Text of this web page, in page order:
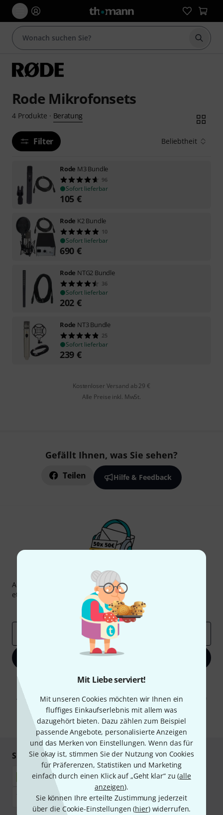
Mit Liebe serviert!
Mit unseren Cookies möchten wir Ihnen ein
fluffiges Einkaufserlebnis mit allem was
dazugehört bieten. Dazu zählen zum Beispiel
passende Angebote, personalisierte Anzeigen
und das Merken von Einstellungen. Wenn das für
Sie okay ist, stimmen Sie der Nutzung von Cookies
für Präferenzen, Statistiken und Marketing
einfach durch einen Klick auf „Geht klar“ zu (alle
anzeigen).
Sie können Ihre erteilte Zustimmung jederzeit
über die Cookie-Einstellungen (hier) widerrufen.
Suche
Rode Mikrofonsets
4 Produkte · Beratung
Filter Beliebtheit
Rode M3 Bundle
96
Sofort lieferbar
105 €
Rode K2 Bundle
10
Sofort lieferbar
690 €
Rode NTG2 Bundle
36
Sofort lieferbar
202 €
Rode NT3 Bundle
25
Sofort lieferbar
239 €
Kostenloser Versand ab 29 €
Alle Preise inkl. MwSt.
Gefällt Ihnen, was Sie sehen?
Teilen Hilfe & Feedback
Thomann Newsletter
Abonniere den Thomann Newsletter und gewinne mit
etwas Glück einen von50 Gutscheinen
Inspirierende Beiträge
Deals Thomann Insights
Jetzt anmelden
Mit Klick auf „Jetzt anmelden“ stimmen Sie dem Erhalt von E-Mail-
Werbung und einer Messung des E-Mail-Nutzungsverhaltens zu. Die
Abmeldung ist jederzeit möglich. Weitere Informationen finden Sie in
unseren
Datenschutzhinweisen
* Pflichtfeld
Sicher einkaufen & bezahlen